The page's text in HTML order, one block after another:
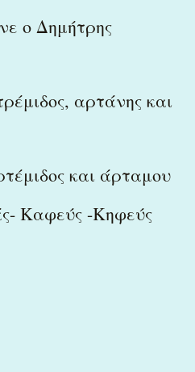
ο Δημήτρης
αρτάνης και
και άρταμου
Καφεύς -Κηφεύς